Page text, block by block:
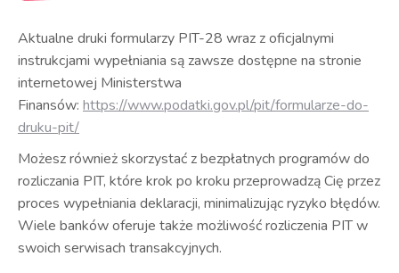
Aktualne druki formularzy PIT-28 wraz z oficjalnymi
instrukcjami wypełniania są zawsze dostępne na stronie
internetowej Ministerstwa
Finansów: https://www.podatki.gov.pl/pit/formularze-do-
druku-pit/
Możesz również skorzystać z bezpłatnych programów do
rozliczania PIT, które krok po kroku przeprowadzą Cię przez
proces wypełniania deklaracji, minimalizując ryzyko błędów.
Wiele banków oferuje także możliwość rozliczenia PIT w
swoich serwisach transakcyjnych.